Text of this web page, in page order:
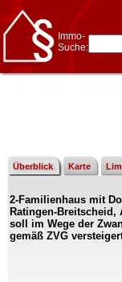
Immo-
Suche:
z.B.:15
Frankfurt/Oder
und6
nach Kreis
nach
Überblick Karte
2-Familienhaus mit
Ratingen-Breitscheid,
soll im Wege der
gemäß ZVG